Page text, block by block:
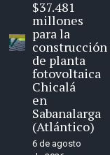
$37.481
millones
para la
construcción
de planta
fotovoltaica
Chicalá
en
Sabanalarga
(Atlántico)
6 de agosto